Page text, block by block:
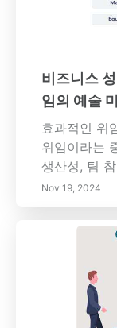
화에 대해
맞춘 올바
통찰력을 제
이고 효과적
비즈니스
임의 예술
효과적인 위
위임이라는
생산성, 팀
치는 중대한
과 자신감을
위임의 이점
업을 식별
기대를 명확
임의 장벽
상시키기 위
적인 피드백
Nov 19, 2024